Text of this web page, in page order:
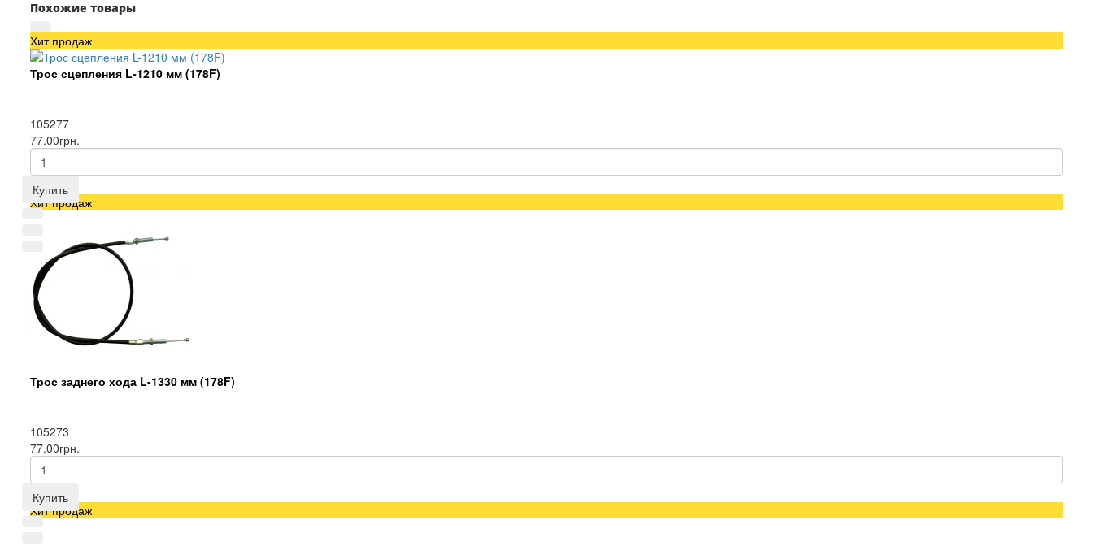
Похожие товары
Хит продаж
Трос сцепления L-1210 мм (178F)
105277
77.00грн.
Купить
Хит продаж
Трос заднего хода L-1330 мм (178F)
105273
77.00грн.
Купить
Хит продаж